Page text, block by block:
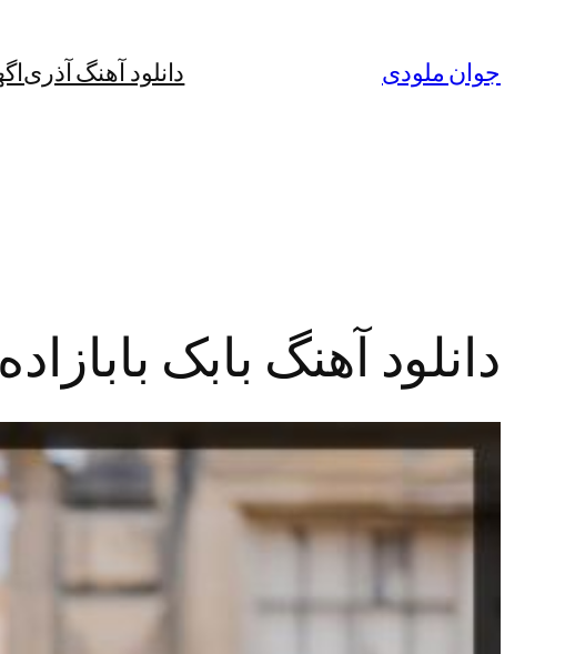
جوان ملودی دانلود آهنگ آذری
دانلود آهنگ بابک